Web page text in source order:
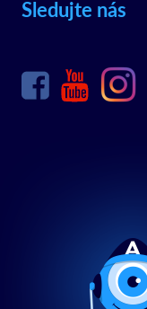
Sledujte nás